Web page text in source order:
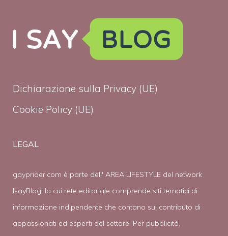
Dichiarazione sulla Privacy (UE)
Cookie Policy (UE)
LEGAL
gayprider.com è parte dell' AREA LIFESTYLE del network
IsayBlog! la cui rete editoriale comprende siti tematici di
informazione indipendente che contano sul contributo di
appassionati ed esperti del settore. Per pubblicità,